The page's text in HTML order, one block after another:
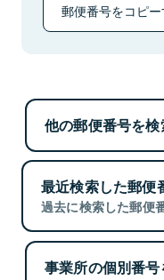
郵便番号をコピー
他の郵便番号を検
最近検索した郵便
過去に検索した郵便
事業所の個別番